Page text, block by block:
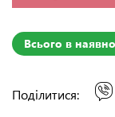
Всього в
Поділитися: